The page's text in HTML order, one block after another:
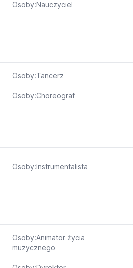
Osoby:Nauczyciel
Osoby:Tancerz
Osoby:Choreograf
Osoby:Instrumentalista
Osoby:Animator życia
muzycznego